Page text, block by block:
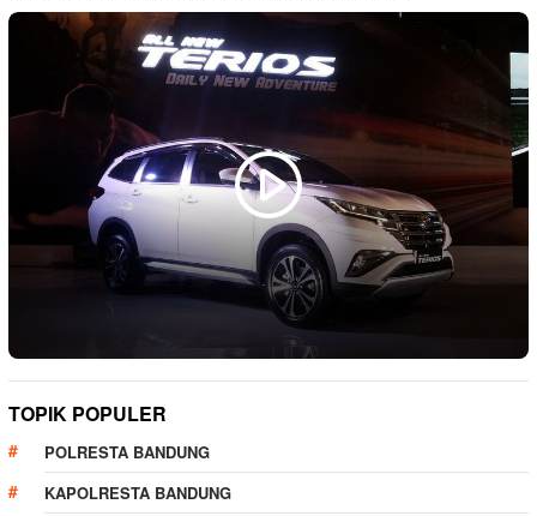
TOPIK POPULER
POLRESTA BANDUNG
KAPOLRESTA BANDUNG